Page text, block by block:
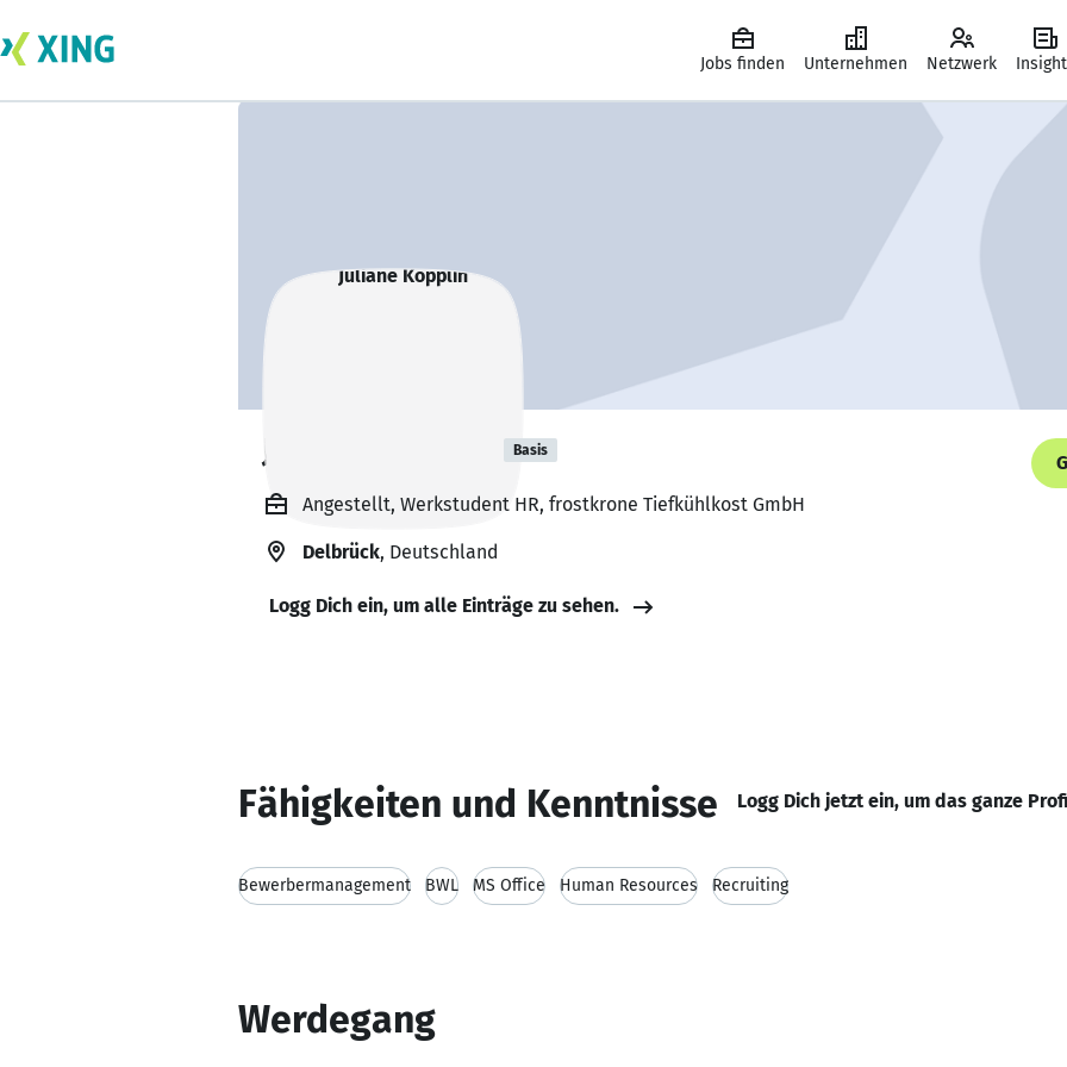
Jobs finden Unternehmen Netzwerk
Juliane Kopplin Basis
Angestellt, Werkstudent HR, frostkrone Tiefkühlkost GmbH
Delbrück, Deutschland
Logg Dich ein, um alle Einträge zu sehen.
Fähigkeiten und Kenntnisse Logg Dich jetzt ein, um das ganze
Bewerbermanagement BWL MS Office Human Resources Recruiting
Werdegang